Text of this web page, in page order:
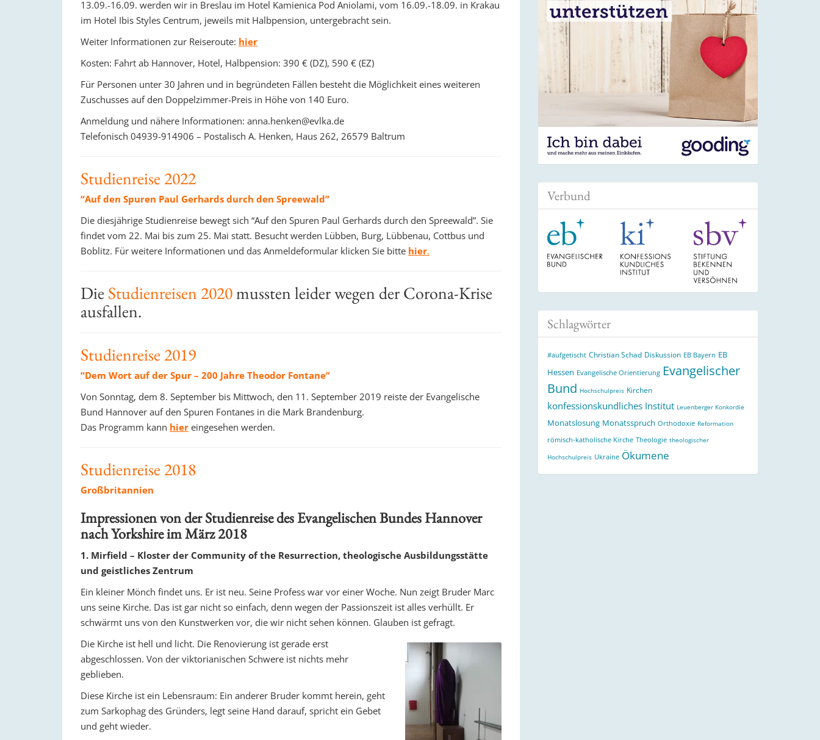
13.09.-16.09. werden wir in Breslau im Hotel Kamienica Pod Aniolami, vom 16.09.-18.09. in Krakau
im Hotel Ibis Styles Centrum, jeweils mit Halbpension, untergebracht sein.
Weiter Informationen zur Reiseroute: hier
Kosten: Fahrt ab Hannover, Hotel, Halbpension: 390 € (DZ), 590 € (EZ)
Für Personen unter 30 Jahren und in begründeten Fällen besteht die Möglichkeit eines weiteren
Zuschusses auf den Doppelzimmer-Preis in Höhe von 140 Euro.
Anmeldung und nähere Informationen: anna.henken@evlka.de
Telefonisch 04939-914906 – Postalisch A. Henken, Haus 262, 26579 Baltrum
Studienreise 2022
“Auf den Spuren Paul Gerhards durch den Spreewald”
Die diesjährige Studienreise bewegt sich “Auf den Spuren Paul Gerhards durch den Spreewald”. Sie
findet vom 22. Mai bis zum 25. Mai statt. Besucht werden Lübben, Burg, Lübbenau, Cottbus und
Boblitz. Für weitere Informationen und das Anmeldeformular klicken Sie bitte hier.
Die Studienreisen 2020mussten leider wegen der Corona-Krise
ausfallen.
Studienreise 2019
“Dem Wort auf der Spur – 200 Jahre Theodor Fontane”
Von Sonntag, dem 8. September bis Mittwoch, den 11. September 2019 reiste der Evangelische
Bund Hannover auf den Spuren Fontanes in die Mark Brandenburg.
Das Programm kann hier eingesehen werden.
Studienreise 2018
Großbritannien
Impressionen von der Studienreisedes Evangelischen Bundes Hannover
nach Yorkshireim März 2018
1. Mirfield – Kloster der Community of the Resurrection, theologische Ausbildungsstätte
und geistliches Zentrum
Ein kleiner Mönch findet uns. Er ist neu. Seine Profess war vor einer Woche. Nun zeigt Bruder Marc
uns seine Kirche. Das ist gar nicht so einfach, denn wegen der Passionszeit ist alles verhüllt. Er
schwärmt uns von den Kunstwerken vor, die wir nicht sehen können. Glauben ist gefragt.
Die Kirche ist hell und licht. Die Renovierung ist gerade erst
abgeschlossen. Von der viktorianischen Schwere ist nichts mehr
geblieben.
Diese Kirche ist ein Lebensraum: Ein anderer Bruder kommt herein, geht
zum Sarkophag des Gründers, legt seine Hand darauf, spricht ein Gebet
und geht wieder.
Verbund
Schlagwörter
#aufgetischt Christian Schad Diskussion EB Bayern EB
Hessen Evangelische Orientierung Evangelischer
Bund Hochschulpreis Kirchen
konfessionskundliches Institut Leuenberger Konkordie
Monatslosung Monatsspruch Orthodoxie Reformation
römisch-katholische Kirche Theologie theologischer
Hochschulpreis Ukraine Ökumene